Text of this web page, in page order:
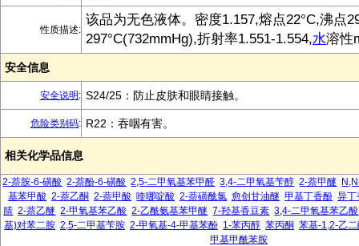
性质描述:
该品为无色液体。密度1.157,熔点22°C,沸点
297°C(732mmHg),折射率1.551-1.554,水溶性
安全信息
安全说明 : S24/25：防止皮肤和眼睛接触。
危险类别码: R22：吞咽有害。
相关化学品信息
2-萘胺-6-磺酸 2-萘酚-6-磺酸 2,5-二甲氧基苯甲醛 3,4-二甲氧基苄醇 2-萘甲醚
基苯甲酸 2-萘乙酮 2-萘甲酸 喹哪啶酸 2-萘磺酰氯 愈创甘油醚 甲基丁香酚 异丁
腈 2-萘乙醚 2-甲氧基苯乙酸 2-乙酰氨基苯甲醚 7-羟基香豆素 3,4-二甲氧基苯乙酸
基)对苯二胺 2,5-二甲基苄胺 2-甲氧基-4-甲基苯酚 1-苯丙醇 苯丙酮 苯基-1,2-乙
甲基甲酰苯胺